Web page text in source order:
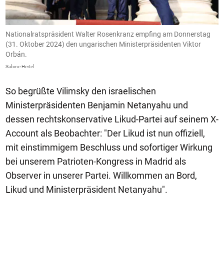
Nationalratspräsident Walter Rosenkranz empfing am Donnerstag
(31. Oktober 2024) den ungarischen Ministerpräsidenten Viktor
Orbán.
Sabine Hertel
So begrüßte Vilimsky den israelischen
Ministerpräsidenten Benjamin Netanyahu und
dessen rechtskonservative Likud-Partei auf seinem X-
Account als Beobachter: "Der Likud ist nun offiziell,
mit einstimmigem Beschluss und sofortiger Wirkung
bei unserem Patrioten-Kongress in Madrid als
Observer in unserer Partei. Willkommen an Bord,
Likud und Ministerpräsident Netanyahu".